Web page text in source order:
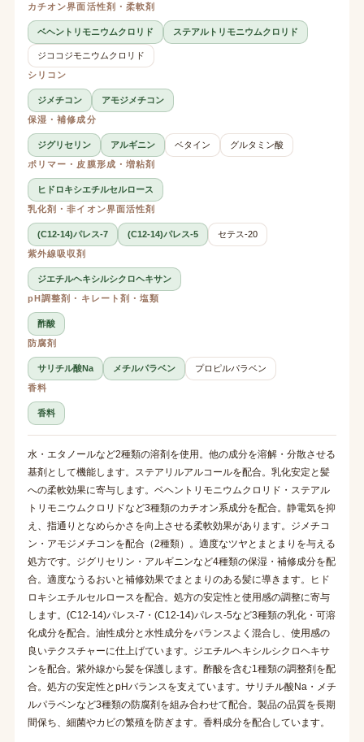
カチオン界面活性剤・柔軟剤
ベヘントリモニウムクロリド ステアルトリモニウムクロリド
ジココジモニウムクロリド
シリコン
ジメチコン
アモジメチコン
保湿・補修成分
ジグリセリン アルギニン ベタイン
グルタミン酸
ポリマー・皮膜形成・増粘剤
ヒドロキシエチルセルロース
乳化剤・非イオン界面活性剤
(C12-14)パレス-7 (C12-14)パレス-5
セテス-20
紫外線吸収剤
ジエチルヘキシルシクロヘキサン
pH調整剤・キレート剤・塩類
酢酸
防腐剤
サリチル酸Na メチルパラベン
プロピルパラベン
香料
香料
水・エタノールなど2種類の溶剤を使用。他の成分を溶解・分散させる
基剤として機能します。ステアリルアルコールを配合。乳化安定と髪
への柔軟効果に寄与します。ベヘントリモニウムクロリド・ステアル
トリモニウムクロリドなど3種類のカチオン系成分を配合。静電気を抑
え、指通りとなめらかさを向上させる柔軟効果があります。ジメチコ
ン・アモジメチコンを配合（2種類）。適度なツヤとまとまりを与える
処方です。ジグリセリン・アルギニンなど4種類の保湿・補修成分を配
合。適度なうるおいと補修効果でまとまりのある髪に導きます。ヒド
ロキシエチルセルロースを配合。処方の安定性と使用感の調整に寄与
します。(C12-14)パレス-7・(C12-14)パレス-5など3種類の乳化・可溶
化成分を配合。油性成分と水性成分をバランスよく混合し、使用感の
良いテクスチャーに仕上げています。ジエチルヘキシルシクロヘキサ
ンを配合。紫外線から髪を保護します。酢酸を含む1種類の調整剤を配
合。処方の安定性とpHバランスを支えています。サリチル酸Na・メチ
ルパラベンなど3種類の防腐剤を組み合わせて配合。製品の品質を長期
間保ち、細菌やカビの繁殖を防ぎます。香料成分を配合しています。